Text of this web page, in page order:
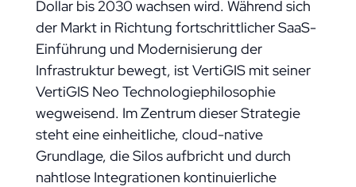
Dollar bis 2030 wachsen wird. Während sich
der Markt in Richtung fortschrittlicher SaaS-
Einführung und Modernisierung der
Infrastruktur bewegt, ist VertiGIS mit seiner
VertiGIS Neo Technologiephilosophie
wegweisend. Im Zentrum dieser Strategie
steht eine einheitliche, cloud-native
Grundlage, die Silos aufbricht und durch
nahtlose Integrationen kontinuierliche